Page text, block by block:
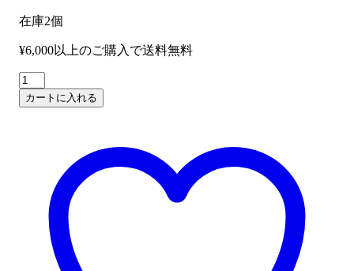
在庫2個
¥6,000以上のご購入で送料無料
KALA
KA-
LIGHT-
カートに入れる